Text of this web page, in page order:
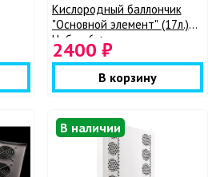
Кислородный баллончик
"Основной элемент" (17л.)
Набор 6 + мягкая маска
2400 ₽
В корзину
В наличии